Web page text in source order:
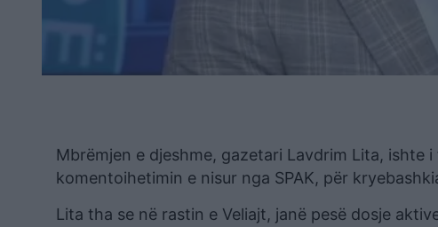
Mbrëmjen e djeshme, gazetari Lavdrim Lita, ishte i
komentoihetimin e nisur nga SPAK, për
Lita tha se në rastin e Veliajt, janë pesë dosje